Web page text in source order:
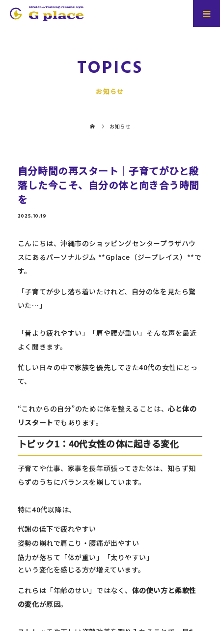
TOPICS
お知らせ
お知らせ
自分時間の再スタート｜子育てがひと段
落した今こそ、自分の体と向き合う時間
を
2025.10.19
こんにちは、沖縄市のショッピングセンタープラザハウ
スにあるパーソナルジム **Gplace（ジープレイス）**で
す。
「子育てが少し落ち着いたけれど、自分の体を見たら驚
いた…」
「昔より疲れやすい」「肩や腰が重い」――そんな声を最近
よく聞きます。
忙しい日々の中で家族を優先してきた40代の女性にとっ
て、
“これからの自分”のために体を整えることは、心と体の
リスタートでもあります。
トピック1：40代女性の体に起きる変化
子育てや仕事、家事を長年頑張ってきた体は、知らず知
らずのうちにバランスを崩しています。
特に40代以降は、
代謝の低下で疲れやすい
姿勢の崩れで肩こり・腰痛が出やすい
筋力が落ちて「体が重い」「太りやすい」
という変化を感じる方が増えています。
これらは「年齢のせい」ではなく、 体の使い方と柔軟性
の変化が原因。